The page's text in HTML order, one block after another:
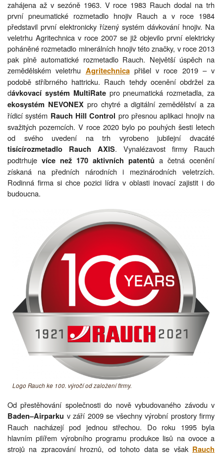
zahájena až v sezóně 1963. V roce 1983 Rauch dodal na trh
první pneumatické rozmetadlo hnojiv Rauch a v roce 1984
představil první elektronicky řízený systém dávkování hnojiv. Na
veletrhu Agritechnica v roce 2007 se již objevilo první elektricky
poháněné rozmetadlo minerálních hnojiv této značky, v roce 2013
pak plně automatické rozmetadlo Rauch. Největší úspěch na
zemědělském veletrhu Agritechnicapřišel v roce 2019 – v
podobě stříbrného hattricku. Rauch tehdy ocenění obdržel za
dávkovací systém MultiRatepro pneumatická rozmetadla, za
ekosystém NEVONEXpro chytré a digitální zemědělství a za
řídicí systém Rauch Hill Control pro přesnou aplikaci hnojiv na
svažitých pozemcích. V roce 2020 bylo po pouhých šesti letech
od svého uvedení na trh vyrobeno jubilejní dvacáté
tisícírozmetadlo Rauch AXIS. Vynalézavost firmy Rauch
podtrhuje více než 170 aktivních patentů a četná ocenění
získaná na předních národních i mezinárodních veletrzích.
Rodinná firma si chce pozici lídra v oblasti inovací zajistit i do
budoucna.
Logo Rauch ke 100. výročí od založení firmy.
Od přestěhování společnosti do nově vybudovaného závodu v
Baden–Airparku v září 2009 se všechny výrobní prostory firmy
Rauch nacházejí pod jednou střechou. Do roku 1995 byla
hlavním pilířem výrobního programu produkce lisů na ovoce a
strojů na zpracování hroznů, od tohoto data se však Rauch